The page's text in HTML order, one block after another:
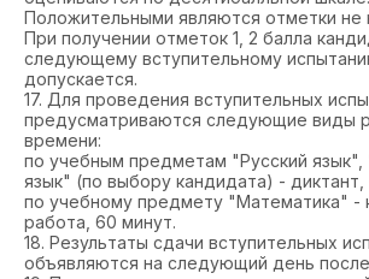
Положительными являются отметки не
При получении отметок 1, 2 балла
следующему вступительному
допускается.
17. Для проведения вступительных
предусматриваются следующие виды
времени:
по учебным предметам "Русский язык",
язык" (по выбору кандидата) - диктант,
по учебному предмету "Математика" -
работа, 60 минут.
18. Результаты сдачи вступительных
объявляются на следующий день